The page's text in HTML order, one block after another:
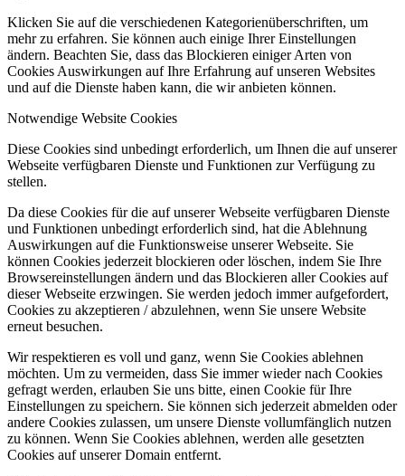
Klicken Sie auf die verschiedenen Kategorienüberschriften, um
mehr zu erfahren. Sie können auch einige Ihrer Einstellungen
ändern. Beachten Sie, dass das Blockieren einiger Arten von
Cookies Auswirkungen auf Ihre Erfahrung auf unseren Websites
und auf die Dienste haben kann, die wir anbieten können.
Notwendige Website Cookies
Diese Cookies sind unbedingt erforderlich, um Ihnen die auf unserer
Webseite verfügbaren Dienste und Funktionen zur Verfügung zu
stellen.
Da diese Cookies für die auf unserer Webseite verfügbaren Dienste
und Funktionen unbedingt erforderlich sind, hat die Ablehnung
Auswirkungen auf die Funktionsweise unserer Webseite. Sie
können Cookies jederzeit blockieren oder löschen, indem Sie Ihre
Browsereinstellungen ändern und das Blockieren aller Cookies auf
dieser Webseite erzwingen. Sie werden jedoch immer aufgefordert,
Cookies zu akzeptieren / abzulehnen, wenn Sie unsere Website
erneut besuchen.
Wir respektieren es voll und ganz, wenn Sie Cookies ablehnen
möchten. Um zu vermeiden, dass Sie immer wieder nach Cookies
gefragt werden, erlauben Sie uns bitte, einen Cookie für Ihre
Einstellungen zu speichern. Sie können sich jederzeit abmelden oder
andere Cookies zulassen, um unsere Dienste vollumfänglich nutzen
zu können. Wenn Sie Cookies ablehnen, werden alle gesetzten
Cookies auf unserer Domain entfernt.